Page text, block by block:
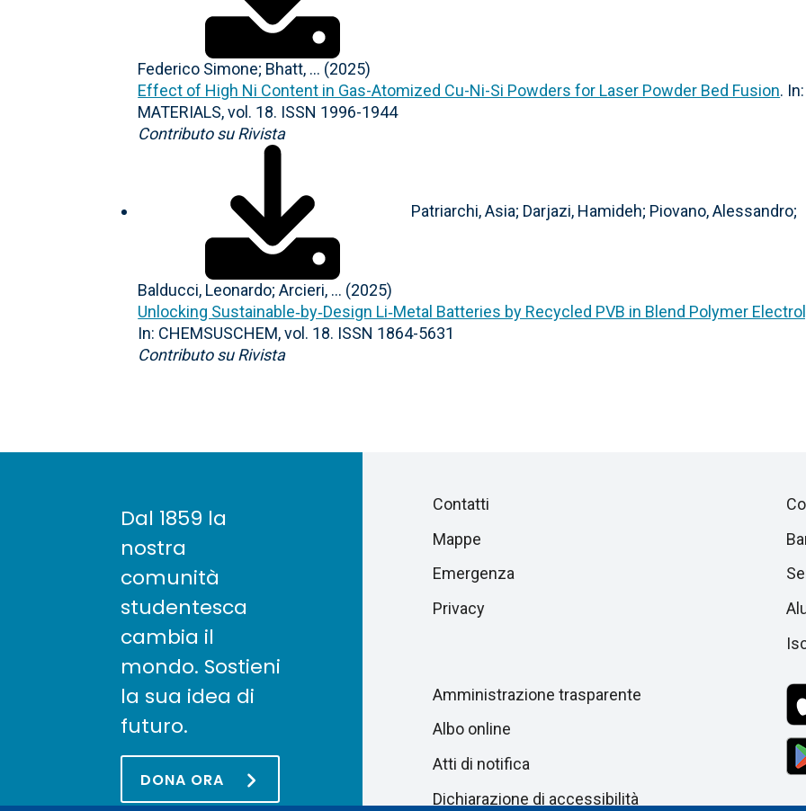
Federico Simone; Bhatt, ... (2025)
Effect of High Ni Content in Gas-Atomized Cu-Ni-Si Powders for Laser Powder Bed Fusion. In:
MATERIALS, vol. 18. ISSN 1996-1944
Contributo su Rivista
Patriarchi, Asia; Darjazi, Hamideh; Piovano, Alessandro;
Balducci, Leonardo; Arcieri, ... (2025)
Unlocking Sustainable‐by‐Design Li‐Metal Batteries by Recycled PVB in Blend Polymer
In: CHEMSUSCHEM, vol. 18. ISSN 1864-5631
Contributo su Rivista
Dal 1859 la
nostra
comunità
studentesca
cambia il
mondo. Sostieni
la sua idea di
futuro.
DONA ORA
Salta
sezione
Piè
di
pagina
Contatti
Mappe
Emergenza
Privacy
Amministrazione trasparente
Albo online
Atti di notifica
Dichiarazione di accessibilità